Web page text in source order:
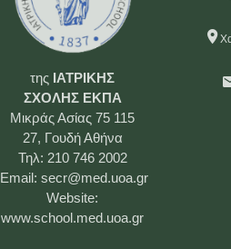
της ΙΑΤΡΙΚΗΣ
ΣΧΟΛΗΣΕΚΠΑ
Μικράς Ασίας 75 115
27, Γουδή Αθήνα
Τηλ: 210 746 2002
Email:secr@med.uoa.gr
Website:
www.school.med.uoa.gr